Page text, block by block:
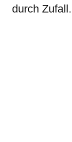
durch Zufall.